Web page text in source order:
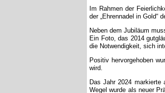
Im Rahmen der
der „Ehrennadel in Gold“
Neben dem Jubiläum
Ein Foto, das 2014
die Notwendigkeit, sich
Positiv hervorgehoben
wird.
Das Jahr 2024 markierte
Wegel wurde als neuer